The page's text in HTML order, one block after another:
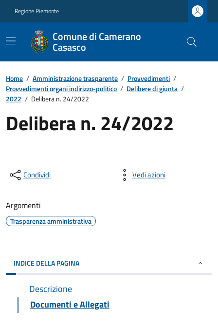
Regione Piemonte
Comune di Camerano
Casasco
Home / Amministrazione trasparente / Provvedimenti /
Provvedimenti organi indirizzo-politico / Delibere di giunta /
2022 / Delibera n. 24/2022
Delibera n. 24/2022
Condividi Vedi azioni
Argomenti
Trasparenza amministrativa
INDICE DELLA PAGINA
Descrizione
Documenti e Allegati